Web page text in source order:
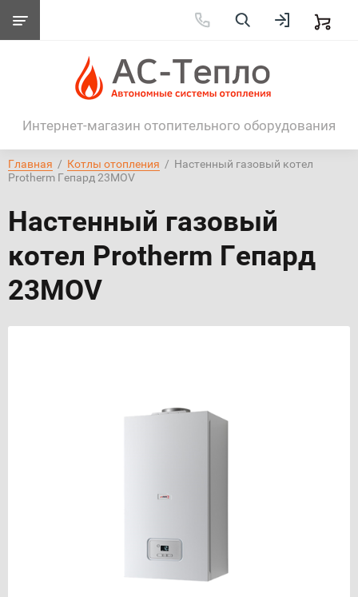
Интернет-магазин отопительного оборудования
Главная
  /
Котлы отопления
  /  Настенный газовый котел
Protherm Гепард 23MOV
Настенный газовый
котел Protherm Гепард
23MOV